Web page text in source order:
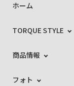
ホーム
TORQUE STYLE
商品情報
フォト